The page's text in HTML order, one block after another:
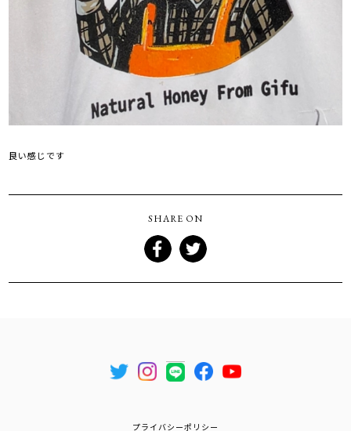
良い感じです
SHARE ON
プライバシーポリシー